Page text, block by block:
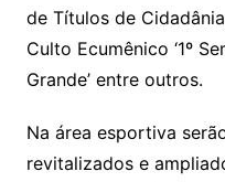
de Títulos de
Culto Ecumênico ‘1º
Grande’ entre outros.
Na área esportiva
revitalizados e